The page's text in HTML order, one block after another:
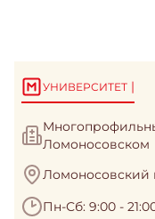
УНИВЕРСИТЕТ |
Ломоносовском
Ломоносовский
Пн-Сб: 9:00 -